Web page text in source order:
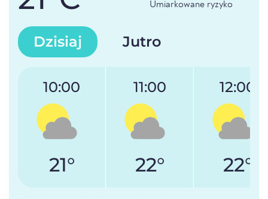
Umiarkowane ryzyko
Dzisiaj Jutro
10:00
21°
11:00
22°
12:00
22°